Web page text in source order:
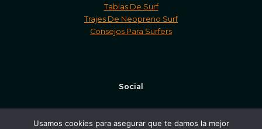
Tablas De Surf
Trajes De Neopreno Surf
Consejos Para Surfers
Social
Usamos cookies para asegurar que te damos la mejor